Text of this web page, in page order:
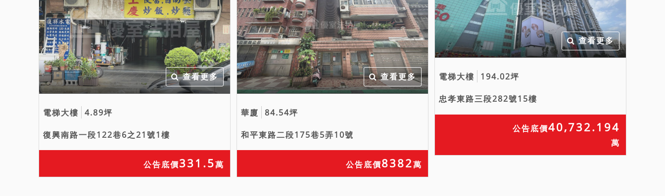
查看更多
電梯大樓 4.89坪
復興南路一段122巷6之21號1樓
公告底價331.5萬
查看更多
華廈 84.54坪
和平東路二段175巷5弄10號
公告底價8382萬
查看更多
電梯大樓 194.02坪
忠孝東路三段282號15樓
公告底價40,732.194
萬